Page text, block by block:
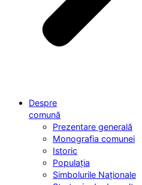
Despre
comună
Prezentare generală
Monografia comunei
Istoric
Populația
Simbolurile Naționale